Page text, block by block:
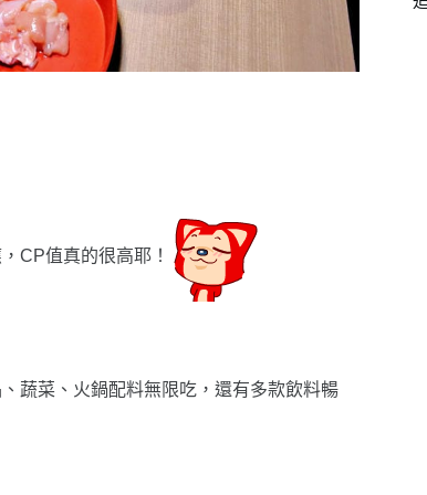
CP值真的很高耶 ！
蔬菜、火鍋配料無限吃，還有多款飲料暢